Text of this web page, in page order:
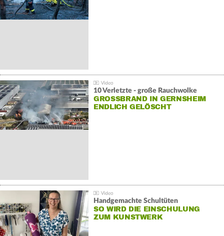
10 Verletzte - große Rauchwolke
GROSSBRAND IN GERNSHEIM E
NDLICH GELÖSCHT
Handgemachte Schultüten
SO WIRD DIE EINSCHULUNG
ZUM KUNSTWERK